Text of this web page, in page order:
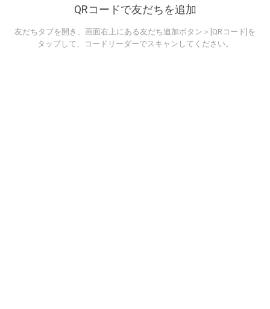
QRコードで友だちを追加
友だちタブを開き、画面右上にある友だち追加ボタン＞[QRコード]を
タップして、コードリーダーでスキャンしてください。